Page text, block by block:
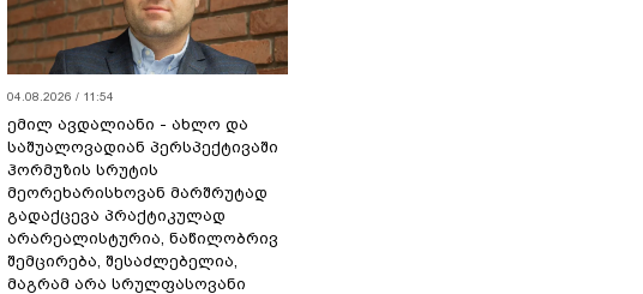
04.08.2026 / 11:54
ემილ ავდალიანი - ახლო და
საშუალოვადიან პერსპექტივაში
ჰორმუზის სრუტის
მეორეხარისხოვან მარშრუტად
გადაქცევა პრაქტიკულად
არარეალისტურია, ნაწილობრივ
შემცირება, შესაძლებელია,
მაგრამ არა სრულფასოვანი